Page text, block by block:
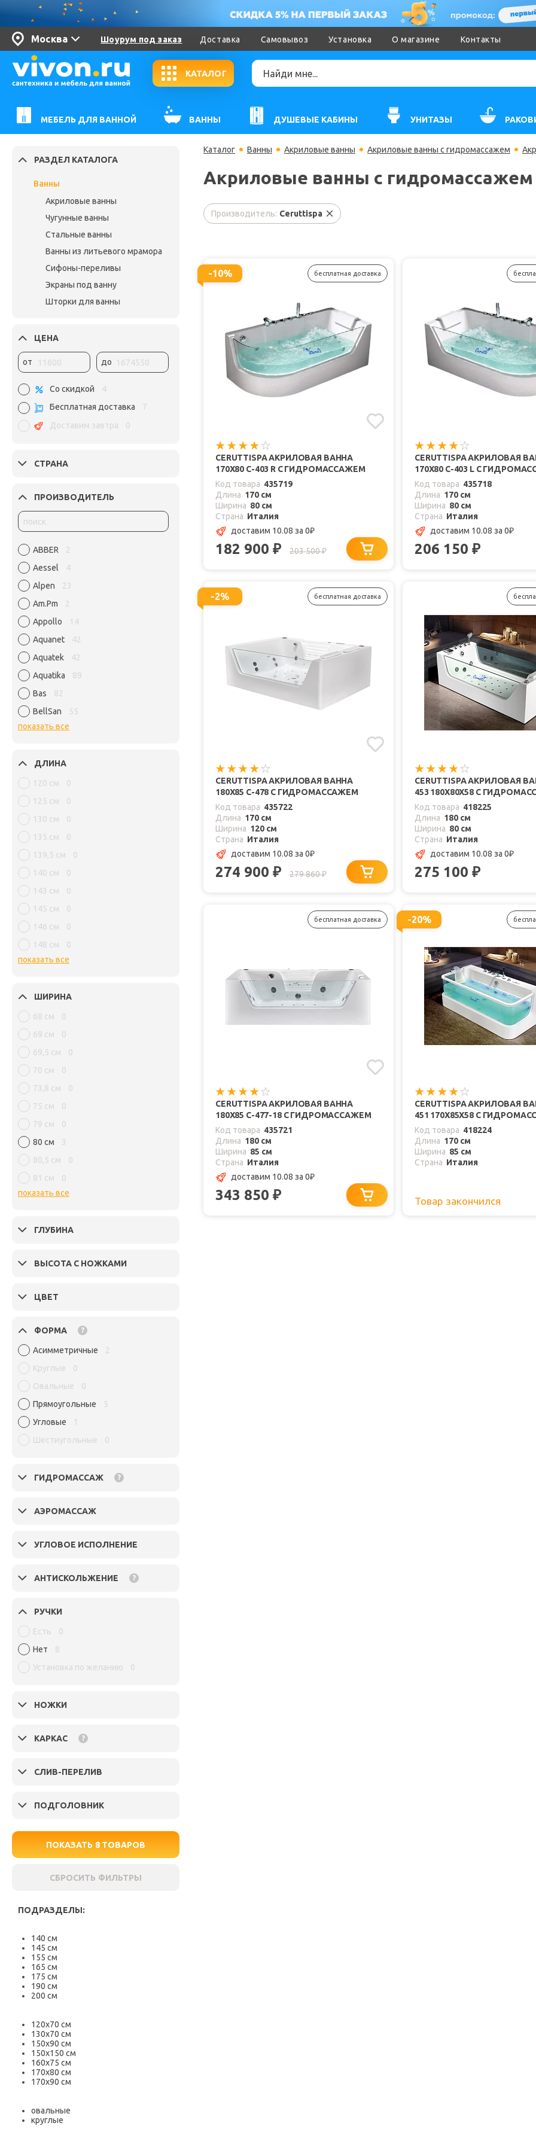
Москва Шоурум под заказ Доставка Самовывоз Установка О магазине Контакты
КАТАЛОГ
МЕБЕЛЬ ДЛЯ ВАННОЙ ВАННЫ ДУШЕВЫЕ КАБИНЫ УНИТАЗЫ
РАЗДЕЛ КАТАЛОГА
Ванны
Акриловые ванны
Чугунные ванны
Стальные ванны
Ванны из литьевого мрамора
Сифоны-переливы
Экраны под ванну
Шторки для ванны
ЦЕНА
от до
Со скидкой
4
Бесплатная доставка
7
Доставим завтра
0
СТРАНА
ПРОИЗВОДИТЕЛЬ
ABBER
2
Aessel
4
Alpen
23
Am.Pm
2
Appollo
14
Aquanet
42
Aquatek
42
Aquatika
89
Bas
82
BellSan
55
показать все
ДЛИНА
120 см
0
125 см
0
130 см
0
135 см
0
139,5 см
0
140 см
0
143 см
0
145 см
0
146 см
0
148 см
0
показать все
ШИРИНА
68 см
0
69 см
0
69,5 см
0
70 см
0
73,8 см
0
75 см
0
79 см
0
80 см
3
80,5 см
0
81 см
0
показать все
ГЛУБИНА
ВЫСОТА С НОЖКАМИ
ЦВЕТ
ФОРМА ?
Асимметричные
2
Круглые
0
Овальные
0
Прямоугольные
5
Угловые
1
Шестиугольные
0
ГИДРОМАССАЖ ?
АЭРОМАССАЖ
УГЛОВОЕ ИСПОЛНЕНИЕ
АНТИСКОЛЬЖЕНИЕ ?
РУЧКИ
Есть
0
Нет
8
Установка по желанию
0
НОЖКИ
КАРКАС ?
СЛИВ-ПЕРЕЛИВ
ПОДГОЛОВНИК
ПОКАЗАТЬ 8 ТОВАРОВ
СБРОСИТЬ ФИЛЬТРЫ
ПОДРАЗДЕЛЫ:
140 см
145 см
155 см
165 см
175 см
190 см
200 см
120х70 см
130х70 см
150х90 см
150х150 см
160х75 см
170х80 см
170х90 см
овальные
круглые
Каталог Ванны Акриловые ванны Акриловые ванны с гидромассажем
Акриловые ванны с
Производитель: Ceruttispa
-10% бесплатная доставка
CERUTTISPA АКРИЛОВАЯ ВАННА
170X80 C-403 R С ГИДРОМАССАЖЕМ
Код товара 435719
Длина 170 см
Ширина 80 см
Страна Италия
доставим 10.08 за 0₽
182 900 ₽ 203 500₽
CERUTTISPA АКРИЛОВАЯ
170X80 C-403 L С
Код товара 435718
Длина 170 см
Ширина 80 см
Страна Италия
доставим 10.08 за 0₽
206 150 ₽
-2% бесплатная доставка
CERUTTISPA АКРИЛОВАЯ ВАННА
180X85 C-478 С ГИДРОМАССАЖЕМ
Код товара 435722
Длина 170 см
Ширина 120 см
Страна Италия
доставим 10.08 за 0₽
274 900 ₽ 279 860₽
CERUTTISPA АКРИЛОВАЯ
453 180Х80Х58 С
Код товара 418225
Длина 180 см
Ширина 80 см
Страна Италия
доставим 10.08 за 0₽
275 100 ₽
бесплатная доставка
CERUTTISPA АКРИЛОВАЯ ВАННА
180X85 C-477-18 С ГИДРОМАССАЖЕМ
Код товара 435721
Длина 180 см
Ширина 85 см
Страна Италия
доставим 10.08 за 0₽
343 850 ₽
-20%
CERUTTISPA АКРИЛОВАЯ
451 170Х85Х58 С
Код товара 418224
Длина 170 см
Ширина 85 см
Страна Италия
Товар закончился